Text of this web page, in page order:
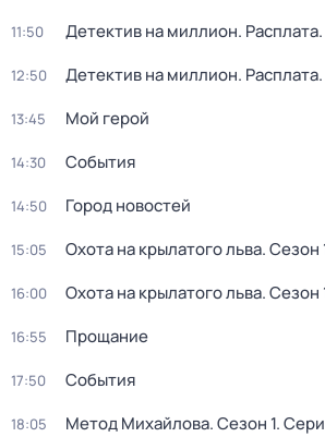
11:50 Детектив на миллион. Расплата
12:50 Детектив на миллион. Расплата
13:45 Мой герой
14:30 События
14:50 Город новостей
15:05 Охота на крылатого льва. Сезон
16:00 Охота на крылатого льва. Сезон
16:55 Прощание
17:50 События
18:05 Метод Михайлова. Сезон 1.